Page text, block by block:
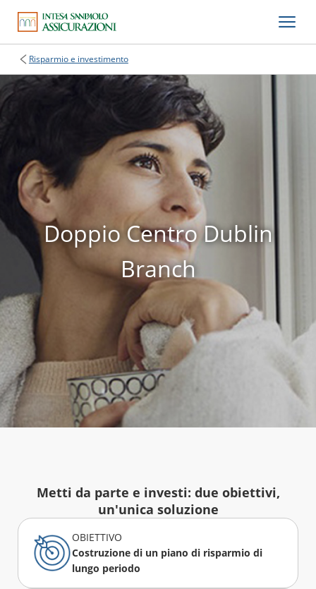
Risparmio e investimento
Doppio Centro Dublin
Branch
Metti da parte e investi: due obiettivi,
un'unica soluzione
OBIETTIVO
Costruzione di un piano di risparmio di
lungo periodo